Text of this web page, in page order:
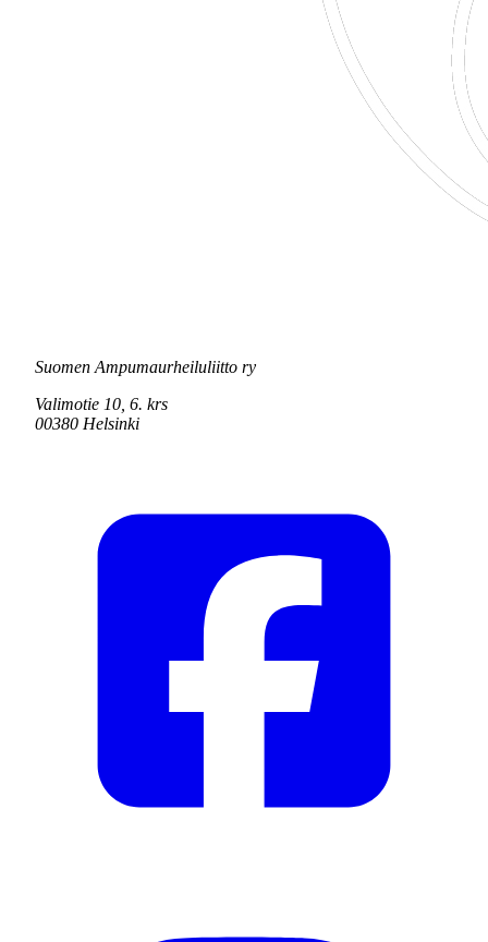
Suomen Ampumaurheiluliitto ry
Valimotie 10, 6. krs
00380 Helsinki